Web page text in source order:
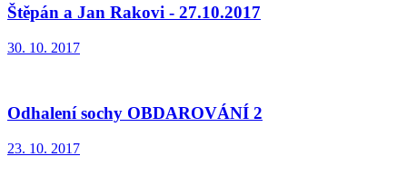
Štěpán a Jan Rakovi - 27.10.2017
30. 10. 2017
Odhalení sochy OBDAROVÁNÍ 2
23. 10. 2017